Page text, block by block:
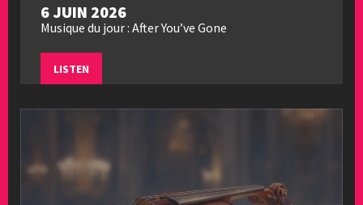
6 JUIN 2026
Musique du jour : After You’ve Gone
LISTEN